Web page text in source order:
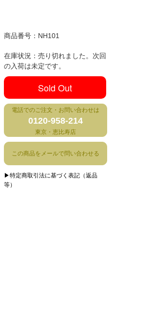
商品番号： NH101
在庫状況：売り切れました。次回
の入荷は未定です。
Sold Out
電話でのご注文・お問い合わせは
0120-958-214
東京・恵比寿店
この商品をメールで問い合わせる
▶特定商取引法に基づく表記（返品
等）